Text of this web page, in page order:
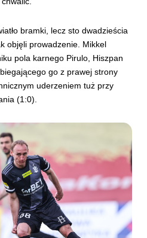
bramki, lecz sto dwadzieścia
objęli prowadzenie. Mikkel
pola karnego Pirulo, Hiszpan
go z prawej strony
uderzeniem tuż przy
(1:0).